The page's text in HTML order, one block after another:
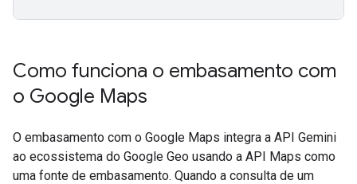
Como funciona o embasamento com
o Google Maps
O embasamento com o Google Maps integra a API Gemini
ao ecossistema do Google Geo usando a API Maps como
uma fonte de embasamento. Quando a consulta de um